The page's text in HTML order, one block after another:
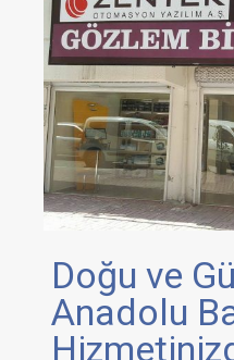
Doğu ve
Anadolu